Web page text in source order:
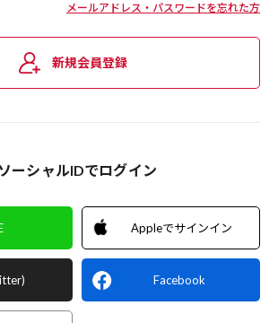
メールアドレス・パスワードを忘れた方
新規会員登録
ーシャルIDでログイン
Appleでサインイン
Facebook